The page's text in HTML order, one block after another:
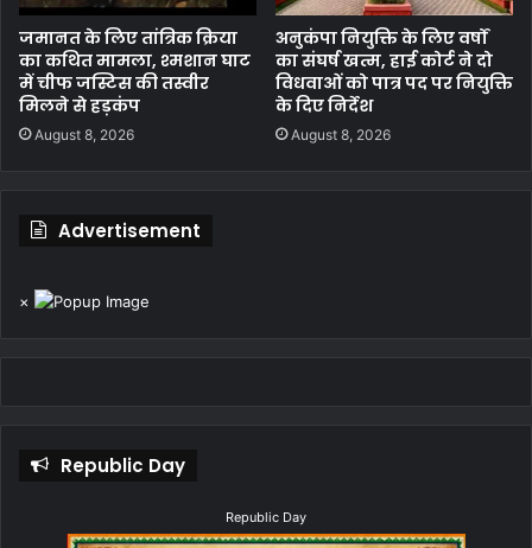
जमानत के लिए तांत्रिक क्रिया
का कथित मामला, श्मशान घाट
में चीफ जस्टिस की तस्वीर
मिलने से हड़कंप
August 8, 2026
अनुकंपा नियुक्ति के लिए वर्षों
का संघर्ष खत्म, हाई कोर्ट ने दो
विधवाओं को पात्र पद पर नियुक्ति
के दिए निर्देश
August 8, 2026
Advertisement
×
Republic Day
Republic Day